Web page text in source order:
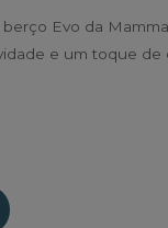
Evo da
e um toque